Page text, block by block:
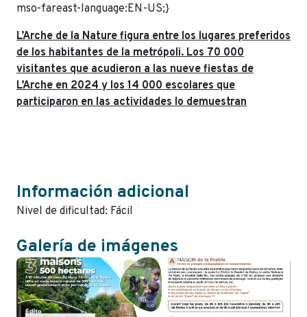
mso-fareast-language:EN-US;}
L’Arche de la Nature figura entre los lugares preferidos
de los habitantes de la metrópoli. Los 70 000
visitantes que acudieron a las nueve fiestas de
L’Arche en 2024 y los 14 000 escolares que
participaron en las actividades lo demuestran
Información adicional
Nivel de dificultad: Fácil
Galería de imágenes